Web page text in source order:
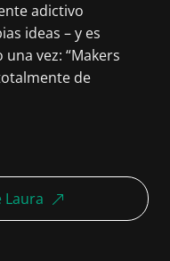
adictivo
ideas – y es
vez: “Makers
de
Laura